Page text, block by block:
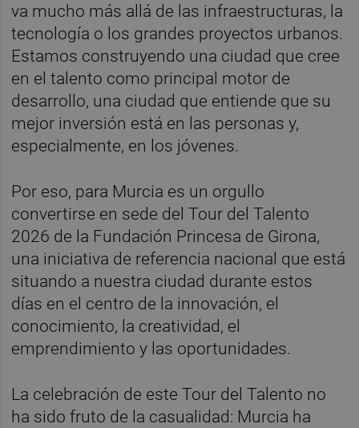
va mucho más allá de las infraestructuras, la
tecnología o los grandes proyectos urbanos.
Estamos construyendo una ciudad que cree
en el talento como principal motor de
desarrollo, una ciudad que entiende que su
mejor inversión está en las personas y,
especialmente, en los jóvenes.
Por eso, para Murcia es un orgullo
convertirse en sede del Tour del Talento
2026 de la Fundación Princesa de Girona,
una iniciativa de referencia nacional que está
situando a nuestra ciudad durante estos
días en el centro de la innovación, el
conocimiento, la creatividad, el
emprendimiento y las oportunidades.
La celebración de este Tour del Talento no
ha sido fruto de la casualidad: Murcia ha